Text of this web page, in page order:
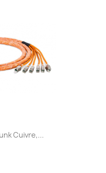
Cuivre,...